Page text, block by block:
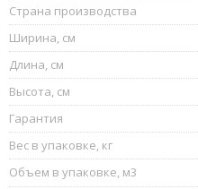
Страна производства
Ширина, см
Длина, см
Высота, см
Гарантия
Вес в упаковке, кг
Объем в упаковке, м3